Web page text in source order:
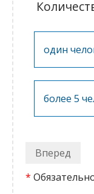
один
более 5
Вперед
*